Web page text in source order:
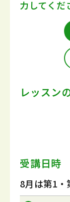
力してくだ
レッスン
受講日時
8月は第1・